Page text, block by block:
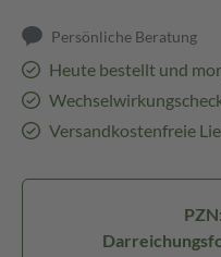
Persönliche Beratung
Heute bestellt und
Versandkostenfreie